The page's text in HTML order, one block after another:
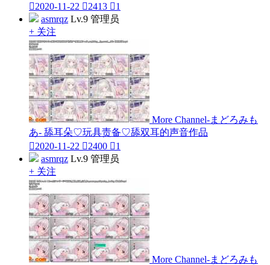
2020-11-22 2413 1
asmrqz Lv.9 管理员
+ 关注
More Channel-まどろみも
あ- 舔耳朵♡玩具责备♡舔双耳的声音作品
2020-11-22 2400 1
asmrqz Lv.9 管理员
+ 关注
More Channel-まどろみも